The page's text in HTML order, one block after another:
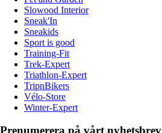
Slowood Interior
Sneak'In
Sneakids
Sport is good
Training-Fit
Trek-Expert
Triathlon-Expert
TripnBikers
Vélo-Store
Winter-Expert
Prenumerera på vårt nyhetsbrev